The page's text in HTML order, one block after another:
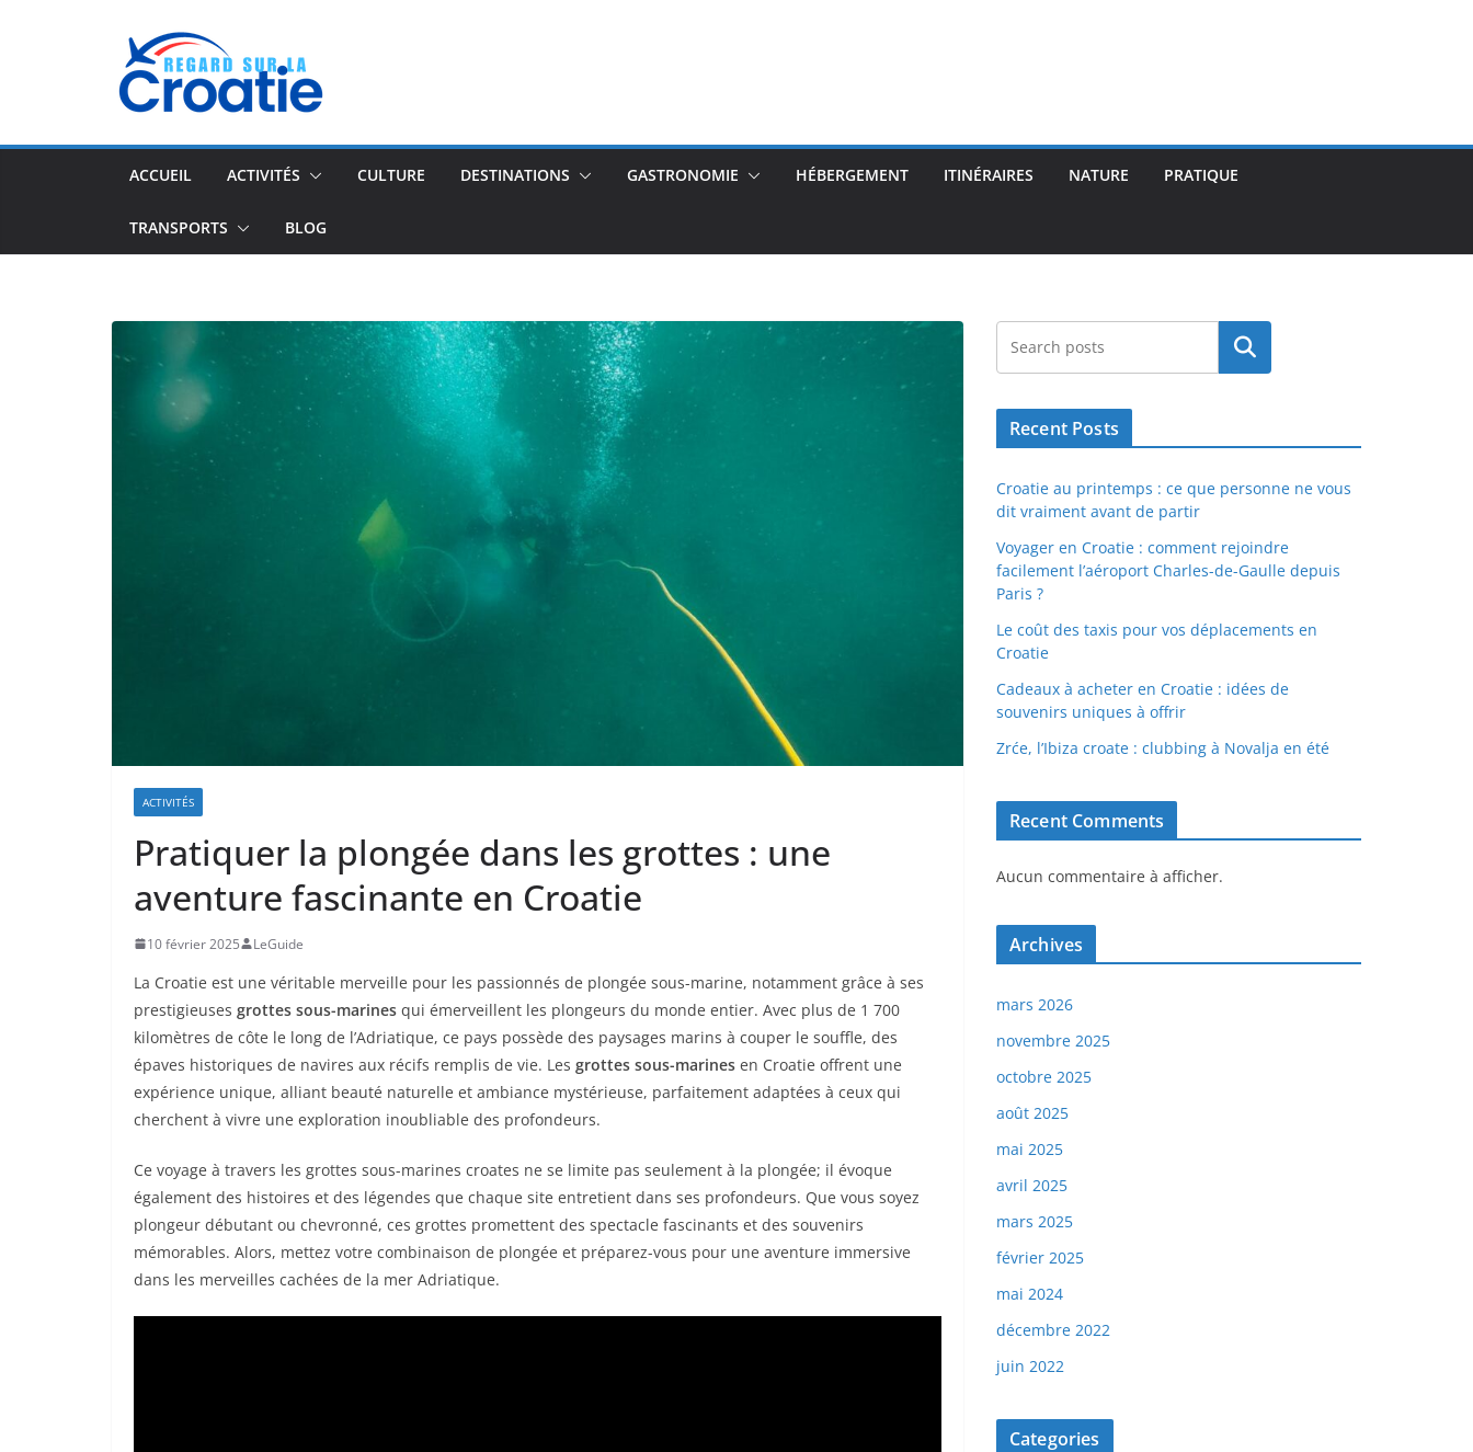
ACCUEIL ACTIVITÉS CULTURE DESTINATIONS GASTRONOMIE HÉBERGEMENT ITINÉRAIRES NATURE PRATIQUE
TRANSPORTS BLOG
ACTIVITÉS
Pratiquer la plongée dans les grottes : une
aventure fascinante en Croatie
10 février 2025 LeGuide
La Croatie est une véritable merveille pour les passionnés de plongée sous-marine, notamment grâce à ses
prestigieuses grottes sous-marines qui émerveillent les plongeurs du monde entier. Avec plus de 1 700
kilomètres de côte le long de l’Adriatique, ce pays possède des paysages marins à couper le souffle, des
épaves historiques de navires aux récifs remplis de vie. Les grottes sous-marines en Croatie offrent une
expérience unique, alliant beauté naturelle et ambiance mystérieuse, parfaitement adaptées à ceux qui
cherchent à vivre une exploration inoubliable des profondeurs.
Ce voyage à travers les grottes sous-marines croates ne se limite pas seulement à la plongée; il évoque
également des histoires et des légendes que chaque site entretient dans ses profondeurs. Que vous soyez
plongeur débutant ou chevronné, ces grottes promettent des spectacle fascinants et des souvenirs
mémorables. Alors, mettez votre combinaison de plongée et préparez-vous pour une aventure immersive
dans les merveilles cachées de la mer Adriatique.
Rechercher
Recent Posts
Croatie au printemps : ce que personne ne vous
dit vraiment avant de partir
Voyager en Croatie : comment rejoindre
facilement l’aéroport Charles-de-Gaulle depuis
Paris ?
Le coût des taxis pour vos déplacements en
Croatie
Cadeaux à acheter en Croatie : idées de
souvenirs uniques à offrir
Zrće, l’Ibiza croate : clubbing à Novalja en été
Recent Comments
Aucun commentaire à afficher.
Archives
mars 2026
novembre 2025
octobre 2025
août 2025
mai 2025
avril 2025
mars 2025
février 2025
mai 2024
décembre 2022
juin 2022
Categories